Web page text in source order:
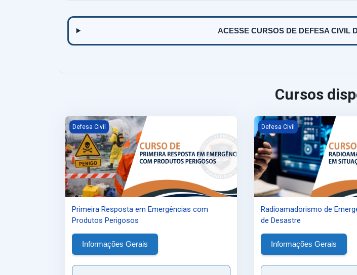
ACESSE CURSOS DE DEFESA CIVIL
Cursos
Primeira Resposta em Emergências com Produtos Perigosos
Defesa Civil
Primeira Resposta em Emergências com
Produtos Perigosos
Informações Gerais
Radioamadorismo de
Defesa Civil
Radioamadorismo de
de Desastre
Informações Gerais